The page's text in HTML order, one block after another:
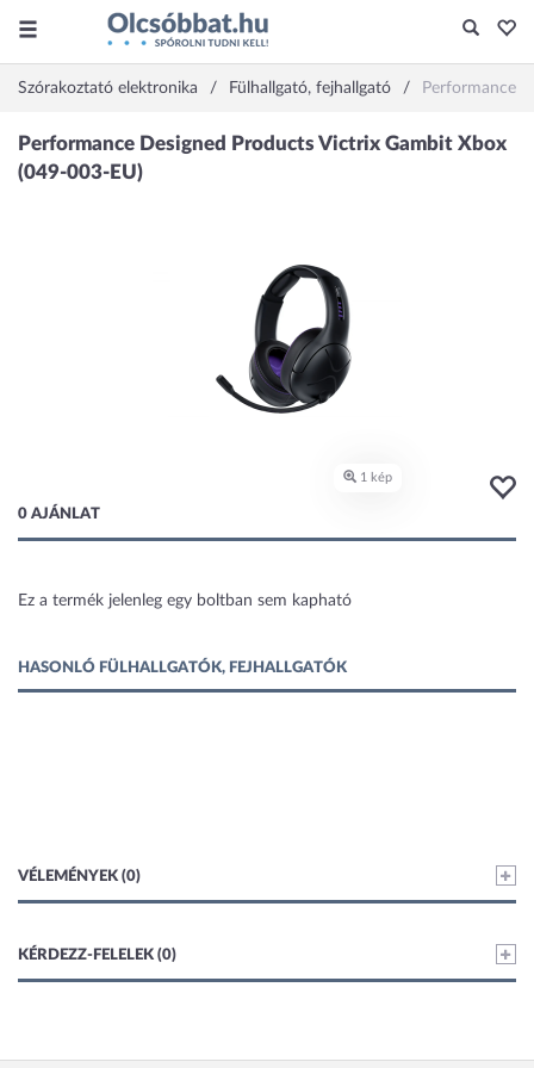
Szórakoztató elektronika Fülhallgató, fejhallgató Performance
0 AJÁNLAT
Ez a termék jelenleg egy boltban sem kapható
HASONLÓ FÜLHALLGATÓK, FEJHALLGATÓK
VÉLEMÉNYEK (0)
KÉRDEZZ-FELELEK (0)